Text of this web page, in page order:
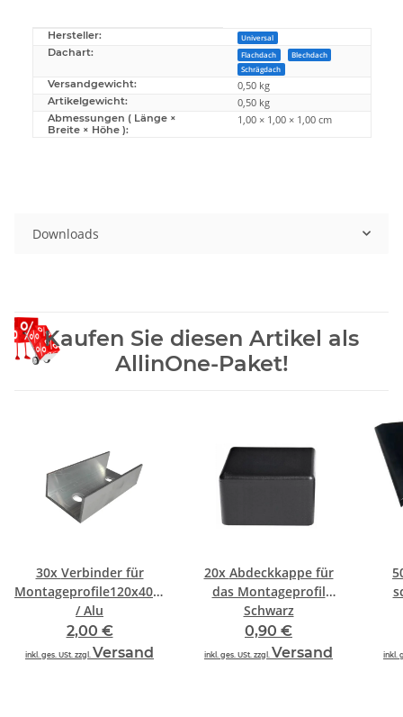
Produkteigenschaft
Wert
Hersteller: Universal
Dachart: Flachdach
Blechdach
Schrägdach
Versandgewicht: 0,50 kg
Artikelgewicht: 0,50 kg
Abmessungen ( Länge ×
Breite × Höhe ):
1,00 × 1,00 × 1,00 cm
Downloads
Kaufen Sie diesen Artikel als
AllinOne-Paket!
30x Verbinder für
Montageprofile120x40x25mm
/ Alu
2,00 €
inkl. ges. USt. zzgl. Versand
20x Abdeckkappe für
das Montageprofil
Schwarz
0,90 €
inkl. ges. USt. zzgl. Versand inkl.